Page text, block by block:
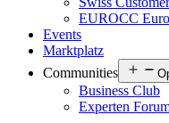
EUROCC
Events
Marktplatz
Communities
Business Club
Experten